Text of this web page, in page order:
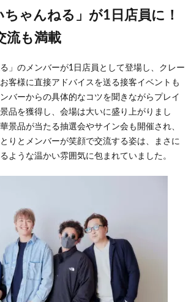
ちゃんねる」が1日店員に！
流も満載
」のメンバーが1日店員として登場し、クレー
客様に直接アドバイスを送る接客イベントも
バーからの具体的なコツを聞きながらプレイ
品を獲得し、会場は大いに盛り上がりまし
景品が当たる抽選会やサイン会も開催され、
りとメンバーが笑顔で交流する姿は、まさに
ような温かい雰囲気に包まれていました。